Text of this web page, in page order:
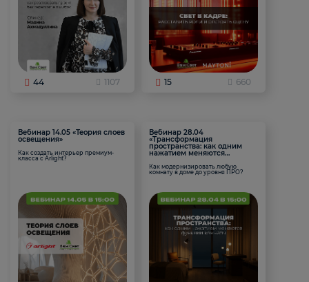
44 1107 15 660
Вебинар 14.05 «Теория слоев
освещения»
Как создать интерьер премиум-
класса с Arlight?
Вебинар 28.04
«Трансформация
пространства: как одним
нажатием меняются
Как модернизировать любую
комнату в доме до уровня ПРО?